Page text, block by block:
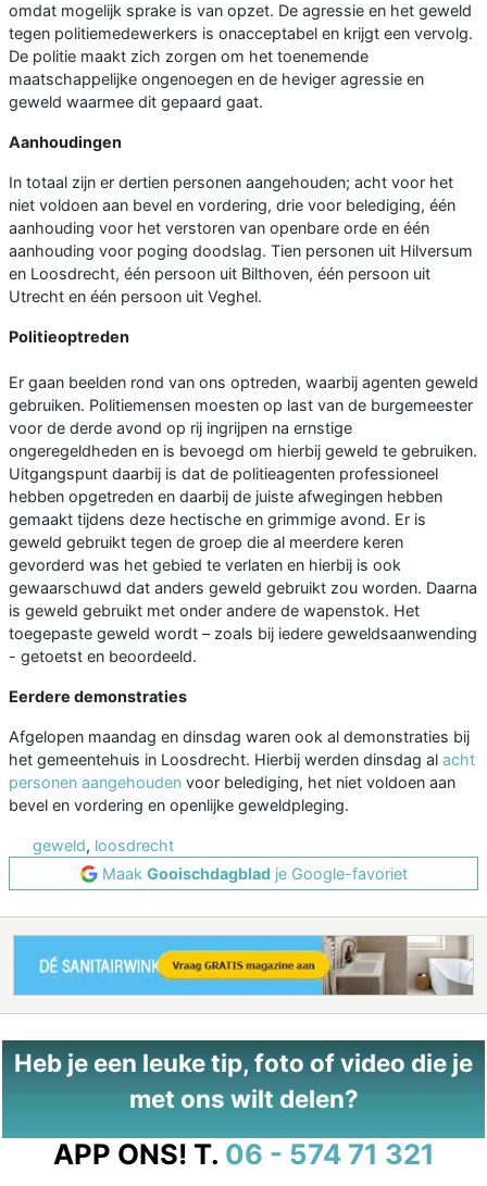
omdat mogelijk sprake is van opzet. De agressie en het geweld
tegen politiemedewerkers is onacceptabel en krijgt een vervolg.
De politie maakt zich zorgen om het toenemende
maatschappelijke ongenoegen en de heviger agressie en
geweld waarmee dit gepaard gaat.
Aanhoudingen
In totaal zijn er dertien personen aangehouden; acht voor het
niet voldoen aan bevel en vordering, drie voor belediging, één
aanhouding voor het verstoren van openbare orde en één
aanhouding voor poging doodslag. Tien personen uit Hilversum
en Loosdrecht, één persoon uit Bilthoven, één persoon uit
Utrecht en één persoon uit Veghel.
Politieoptreden
Er gaan beelden rond van ons optreden, waarbij agenten geweld
gebruiken. Politiemensen moesten op last van de burgemeester
voor de derde avond op rij ingrijpen na ernstige
ongeregeldheden en is bevoegd om hierbij geweld te gebruiken.
Uitgangspunt daarbij is dat de politieagenten professioneel
hebben opgetreden en daarbij de juiste afwegingen hebben
gemaakt tijdens deze hectische en grimmige avond. Er is
geweld gebruikt tegen de groep die al meerdere keren
gevorderd was het gebied te verlaten en hierbij is ook
gewaarschuwd dat anders geweld gebruikt zou worden. Daarna
is geweld gebruikt met onder andere de wapenstok. Het
toegepaste geweld wordt – zoals bij iedere geweldsaanwending
- getoetst en beoordeeld.
Eerdere demonstraties
Afgelopen maandag en dinsdag waren ook al demonstraties bij
het gemeentehuis in Loosdrecht. Hierbij werden dinsdag al acht
personen aangehouden voor belediging, het niet voldoen aan
bevel en vordering en openlijke geweldpleging.
geweld, loosdrecht
Maak Gooischdagbladje Google-favoriet
Heb je een leuke tip, foto of video die je
met ons wilt delen?
APP ONS! T. 06 - 574 71 321